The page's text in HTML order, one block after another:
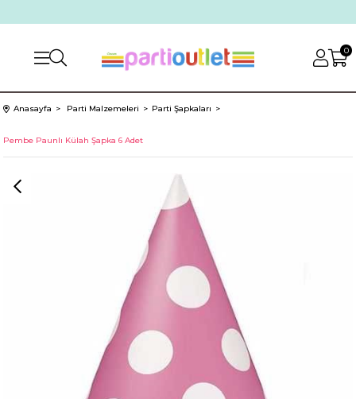
0
Anasayfa Parti Malzemeleri Parti Şapkaları
Pembe Paunlı Külah Şapka 6 Adet